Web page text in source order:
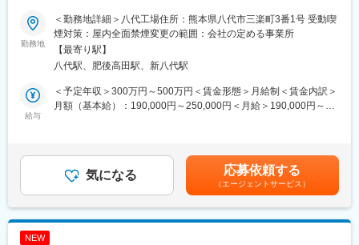
微生物を応用した特徴あるCDMO（医薬品や有用物質のプロセス
開発・製造支援）事業を展開している当社にて、段階に応じた教
育を実施し、製造工程の品質管理業務を担当いただきます。
■業務内容（一例）
・製造工程での工程分析（精密秤量、溶液調製、機器分析
・工程分析手順書、記録書の制定、改訂
・分析機器（HPLC）の点検校正
・上記に伴う書類・報告書等の作成業務
勤務地
＜勤務地詳細＞八代工場住所：熊本県八代市三楽町3番1号 受動喫
煙対策：屋内全面禁煙変更の範囲：会社の定める事業所
【最寄り駅】
八代駅、肥後高田駅、新八代駅
給与
＜予定年収＞300万円～500万円＜賃金形態＞月給制＜賃金内訳＞
月額（基本給）：190,000円～250,000円＜月給＞190,000円～
額であり、選考を通じて上下する可能性があります。月給(月額)は
固定手当を含めた表記です。
気になる 応募依頼する
（エージェントサービス）
NEW